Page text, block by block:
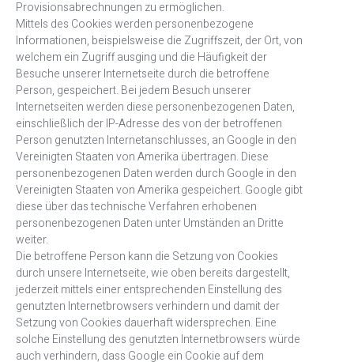
Provisionsabrechnungen zu ermöglichen.
Mittels des Cookies werden personenbezogene
Informationen, beispielsweise die Zugriffszeit, der Ort, von
welchem ein Zugriff ausging und die Häufigkeit der
Besuche unserer Internetseite durch die betroffene
Person, gespeichert. Bei jedem Besuch unserer
Internetseiten werden diese personenbezogenen Daten,
einschließlich der IP-Adresse des von der betroffenen
Person genutzten Internetanschlusses, an Google in den
Vereinigten Staaten von Amerika übertragen. Diese
personenbezogenen Daten werden durch Google in den
Vereinigten Staaten von Amerika gespeichert. Google gibt
diese über das technische Verfahren erhobenen
personenbezogenen Daten unter Umständen an Dritte
weiter.
Die betroffene Person kann die Setzung von Cookies
durch unsere Internetseite, wie oben bereits dargestellt,
jederzeit mittels einer entsprechenden Einstellung des
genutzten Internetbrowsers verhindern und damit der
Setzung von Cookies dauerhaft widersprechen. Eine
solche Einstellung des genutzten Internetbrowsers würde
auch verhindern, dass Google ein Cookie auf dem